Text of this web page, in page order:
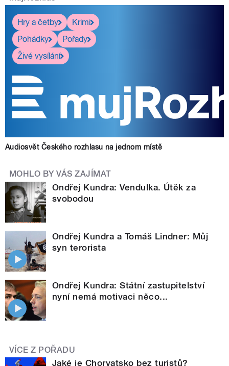
Hry a četby
Krimi
Pohádky
Pořady
Živé vysílání
Audiosvět Českého rozhlasu na jednom místě
MOHLO BY VÁS ZAJÍMAT
Ondřej Kundra: Vendulka. Útěk za
svobodou
Ondřej Kundra a Tomáš Lindner: Můj
syn terorista
Ondřej Kundra: Státní zastupitelství
nyní nemá motivaci něco...
VÍCE Z POŘADU
Jaké je Chorvatsko bez turistů?